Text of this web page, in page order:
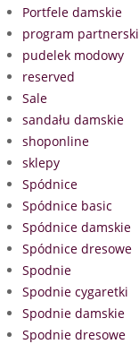
Portfele damskie
program partnerski
pudelek modowy
reserved
Sale
sandału damskie
shoponline
sklepy
Spódnice
Spódnice basic
Spódnice damskie
Spódnice dresowe
Spodnie
Spodnie cygaretki
Spodnie damskie
Spodnie dresowe